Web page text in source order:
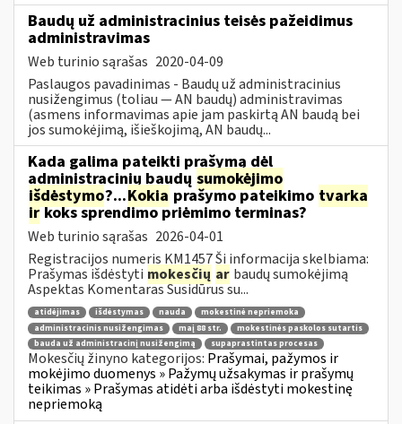
Baudų už administracinius teisės pažeidimus
administravimas
Web turinio sąrašas 2020-04-09
Paslaugos pavadinimas - Baudų už administracinius
nusižengimus (toliau — AN baudų) administravimas
(asmens informavimas apie jam paskirtą AN baudą bei
jos sumokėjimą, išieškojimą, AN baudų...
Kada galima pateikti prašymą dėl
administracinių baudų sumokėjimo
išdėstymo?...Kokia prašymo pateikimo tvarka
irkoks sprendimo priėmimo terminas?
Web turinio sąrašas 2026-04-01
Registracijos numeris KM1457 Ši informacija skelbiama:
Prašymas išdėstyti mokesčių ar baudų sumokėjimą
Aspektas Komentaras Susidūrus su...
atidėjimas išdėstymas nauda
mokestinė nepriemoka
administracinis nusižengimas
maį 88 str.
mokestinės paskolos sutartis
bauda už administracinį nusižengimą
supaprastintas procesas
Mokesčių žinyno kategorijos: Prašymai, pažymos ir
mokėjimo duomenys » Pažymų užsakymas ir prašymų
teikimas » Prašymas atidėti arba išdėstyti mokestinę
nepriemoką